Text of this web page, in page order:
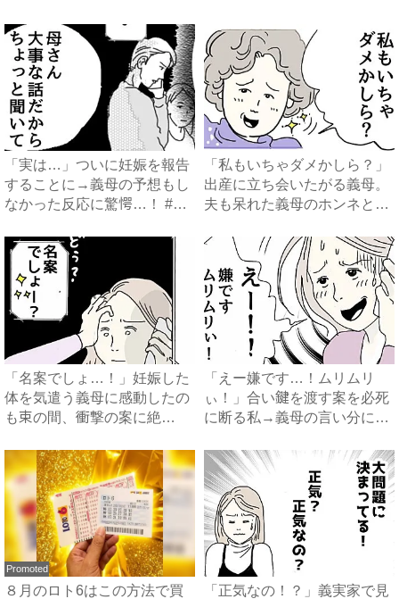
「実は…」ついに妊娠を報告
することに→義母の予想もし
なかった反応に驚愕…！ #
「私もいちゃダメかしら？」
出産に立ち会いたがる義母。
夫も呆れた義母のホンネと
「名案でしょ…！」妊娠した
体を気遣う義母に感動したの
も束の間、衝撃の案に絶
「えー嫌です…！ムリムリ
ぃ！」合い鍵を渡す案を必死
に断る私→義母の言い分にあ
Promoted
８月のロト6はこの方法で買
「正気なの！？」義実家で見